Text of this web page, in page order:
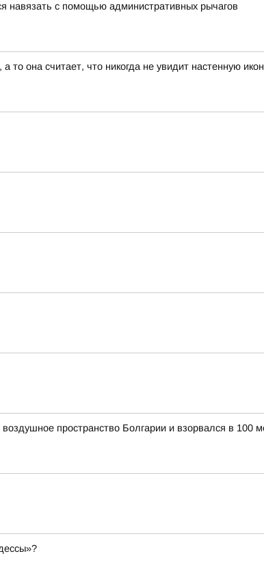
навязать с помощью административных рычагов
она считает, что никогда не увидит настенную
пространство Болгарии и взорвался в 100